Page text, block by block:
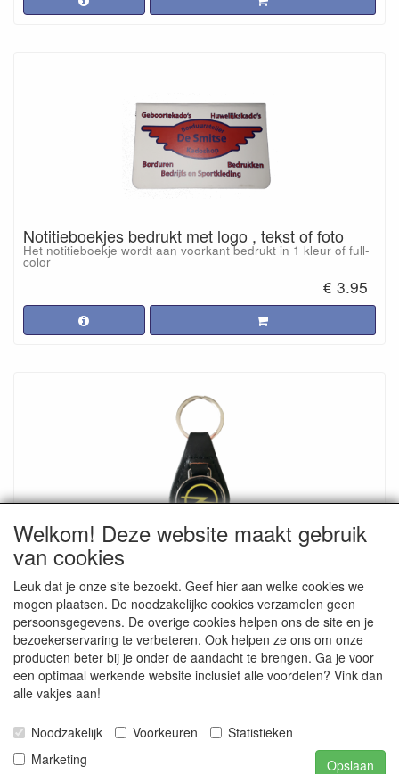
Notitieboekjes bedrukt met logo , tekst of foto
Het notitieboekje wordt aan voorkant bedrukt in 1 kleur of full-
color
€ 3.95
Sleutelhanger met naam
Bedrukt met naam
€ 7.95
0518-403413 / E-mail info@smitseonline.nl / webwinkel
www.smitseonline.nl / K.v.k. Leeuwarden nr. 01122450 / Bank
NL41RABO 0138682933 / BIC nr. RABONL2U
Welkom! Deze website maakt gebruik
van cookies
Leuk dat je onze site bezoekt. Geef hier aan welke cookies we
mogen plaatsen. De noodzakelijke cookies verzamelen geen
persoonsgegevens. De overige cookies helpen ons de site en je
bezoekerservaring te verbeteren. Ook helpen ze ons om onze
producten beter bij je onder de aandacht te brengen. Ga je voor
een optimaal werkende website inclusief alle voordelen? Vink dan
alle vakjes aan!
Noodzakelijk Voorkeuren
Statistieken
Marketing
Opslaan